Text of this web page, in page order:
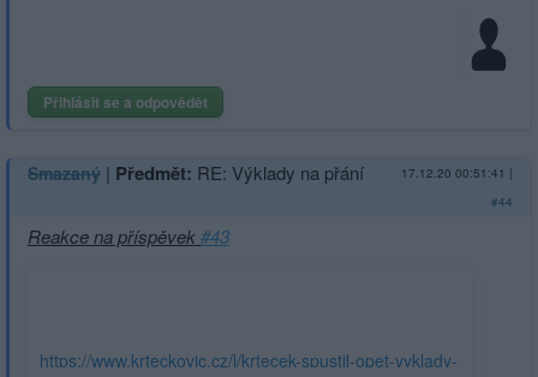
Přihlásit se a odpovědět
Smazaný | Předmět: RE: Výklady na přání 17.12.20 00:51:41 |
#44
Reakce na příspěvek#43
https://www.krteckovic.cz/l/krtecek-spustil-opet-vyklady-